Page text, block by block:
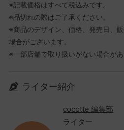
※記載価格はすべて税込みです。
※品切れの際はご了承ください。
※商品のデザイン、価格、発売日、
場合がございます。
※一部店舗で取り扱いがない場合があ
ライター紹介
cocotte 編集部
ライター